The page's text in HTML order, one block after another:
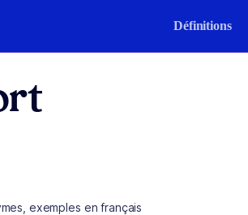
Définitions
exemples en français